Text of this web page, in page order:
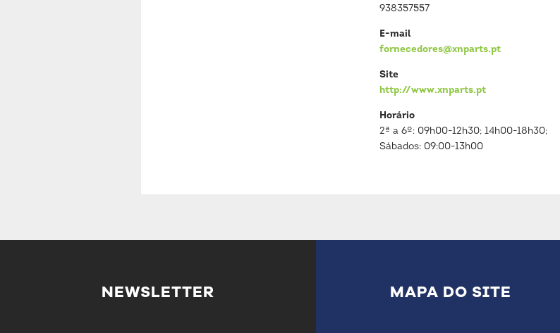
938357557
E-mail
fornecedores@xnparts.pt
Site
http://www.xnparts.pt
Horário
2ª a 6º: 09h00-12h30; 14h00-18h30;
Sábados: 09:00-13h00
NEWSLETTER MAPA DO SITE